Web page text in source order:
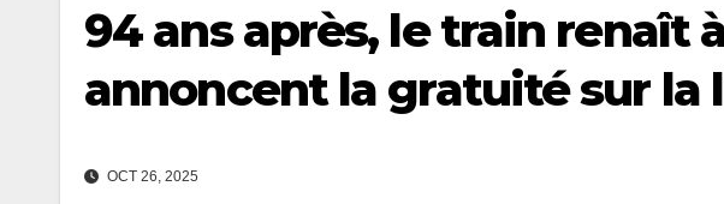
94 ans après, le train renaît
annoncent la gratuité sur la
OCT 26, 2025